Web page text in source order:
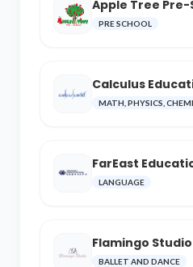
Apple Tree Pre-
PRE SCHOOL
Calculus
MATH, PHYSICS,
FarEast
and Cultural
LANGUAGE
Flamingo Studio
BALLET AND DANCE